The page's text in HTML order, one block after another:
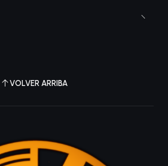
VOLVER ARRIBA